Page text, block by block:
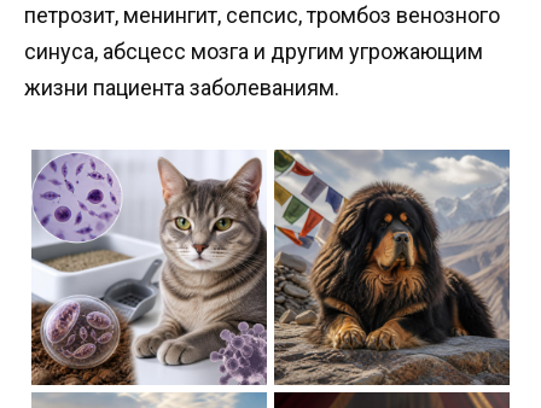
петрозит, менингит, сепсис, тромбоз венозного
синуса, абсцесс мозга и другим угрожающим
жизни пациента заболеваниям.